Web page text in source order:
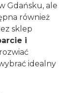
Gdańsku, ale
również
sklep
i
idealny